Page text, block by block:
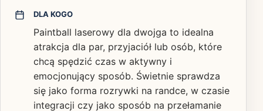
DLA KOGO
Paintball laserowy dla dwojga to idealna
atrakcja dla par, przyjaciół lub osób, które
chcą spędzić czas w aktywny i
emocjonujący sposób. Świetnie sprawdza
się jako forma rozrywki na randce, w czasie
integracji czy jako sposób na przełamanie